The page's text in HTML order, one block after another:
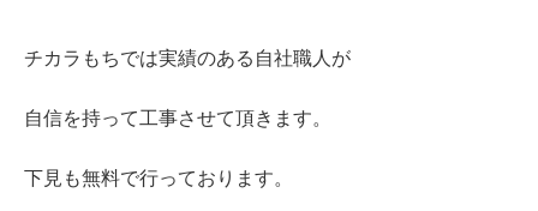
チカラもちでは実績のある自社職人が
自信を持って工事させて頂きます。
下見も無料で行っております。